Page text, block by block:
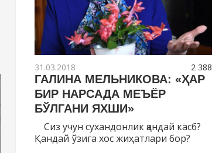
2 388
31.03.2018
ГАЛИНА МЕЛЬНИКОВА: «ҲАР
БИР НАРСАДА МЕЪЁР
БЎЛГАНИ ЯХШИ»
Сиз учун сухандонлик қандай касб?
Қандай ўзига хос жиҳатлари бор?